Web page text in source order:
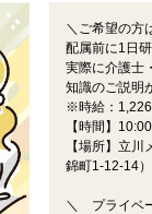
＼ご希望の方
配属前に1日
実際に介護士
知識のご説明
※時給：1,226
【時間】
【場所】立
錦町1-12-14）
＼ プライベ